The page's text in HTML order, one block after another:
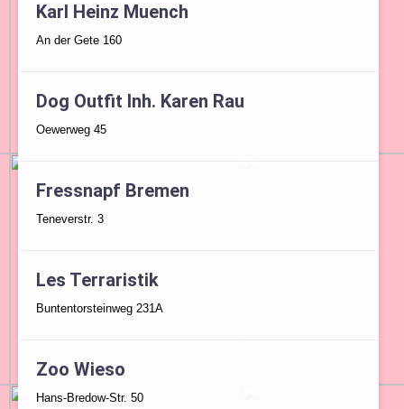
Karl Heinz Muench
An der Gete 160
Dog Outfit Inh. Karen Rau
Oewerweg 45
Fressnapf Bremen
Teneverstr. 3
Les Terraristik
Buntentorsteinweg 231A
Zoo Wieso
Hans-Bredow-Str. 50